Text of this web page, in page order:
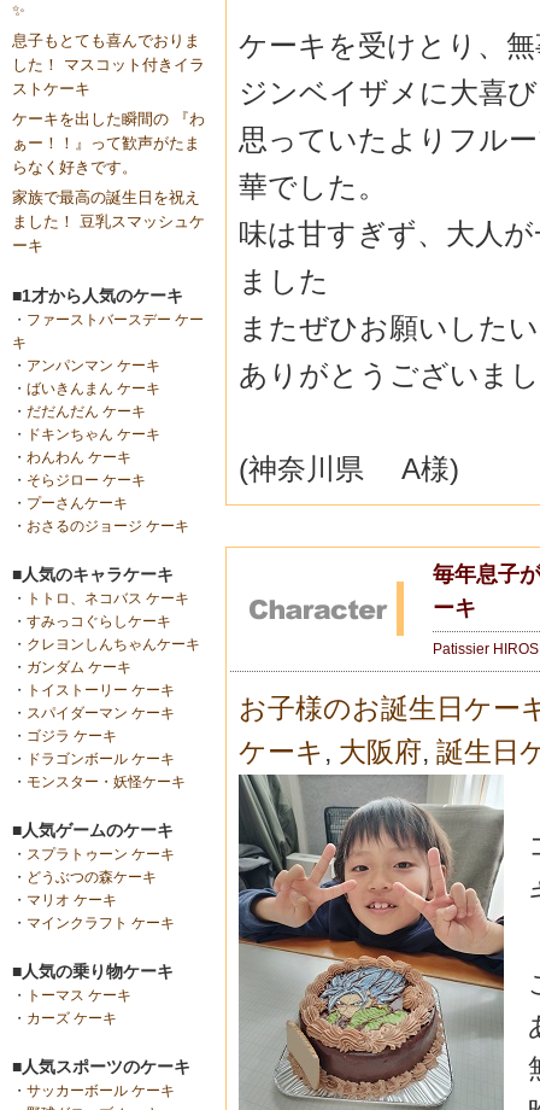
✨
息子もとても喜んでおりま
した！ マスコット付きイラ
ストケーキ
ケーキを出した瞬間の 『わ
ぁー！！』って歓声がたま
らなく好きです。
家族で最高の誕生日を祝え
ました！ 豆乳スマッシュケ
ーキ
■1才から人気のケーキ
・ ファーストバースデー ケー
キ
・ アンパンマン ケーキ
・ ばいきんまん ケーキ
・ だだんだん ケーキ
・
ドキンちゃん ケーキ
・ わんわん ケーキ
・ そらジロー ケーキ
・ プーさんケーキ
・ おさるのジョージ ケーキ
■人気のキャラケーキ
・
トトロ、ネコバス ケーキ
・ すみっコぐらしケーキ
・ クレヨンしんちゃんケーキ
・ ガンダム ケーキ
・
トイストーリー ケーキ
・ スパイダーマン ケーキ
・ ゴジラ ケーキ
・
ドラゴンボール ケーキ
・ モンスター・妖怪ケーキ
■人気ゲームのケーキ
・ スプラトゥーン ケーキ
・ どうぶつの森ケーキ
・ マリオ ケーキ
・ マインクラフト ケーキ
■人気の乗り物ケーキ
・
トーマス ケーキ
・ カーズ ケーキ
■人気スポーツのケーキ
・ サッカーボール ケーキ
ケーキを受けとり、
ジンベイザメに大喜
思っていたよりフル
華でした。
味は甘すぎず、大人
ました
またぜひお願いした
ありがとうございま
(神奈川県 A様)
毎年息子
ーキ
Patissier
お子様のお誕生日ケー
ケーキ , 大阪府, 誕生日